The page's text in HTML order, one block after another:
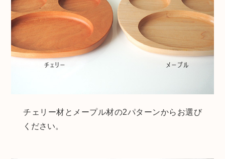
チェリー材とメープル材の2パターンからお選び
ください。